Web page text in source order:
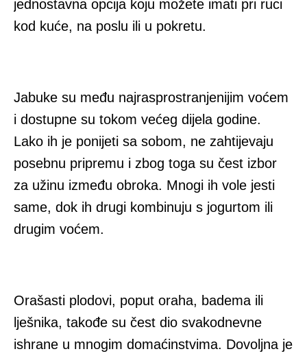
jednostavna opcija koju možete imati pri ruci
kod kuće, na poslu ili u pokretu.
Jabuke su među najrasprostranjenijim voćem
i dostupne su tokom većeg dijela godine.
Lako ih je ponijeti sa sobom, ne zahtijevaju
posebnu pripremu i zbog toga su čest izbor
za užinu između obroka. Mnogi ih vole jesti
same, dok ih drugi kombinuju s jogurtom ili
drugim voćem.
Orašasti plodovi, poput oraha, badema ili
lješnika, takođe su čest dio svakodnevne
ishrane u mnogim domaćinstvima. Dovoljna je